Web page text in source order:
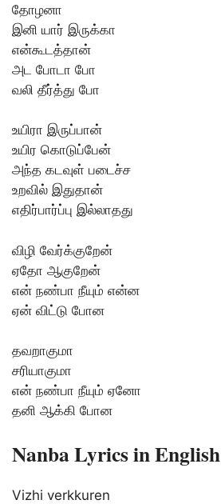
தோழனா
இனி யார் இருக்கா
என்கூடத்தான்
அட போடா போ
வலி தீர்த்து போ
உயிரா இருப்பான்
உயிர கொடுப்பேன்
அந்த கடவுள் படைச்ச
உறவில் இதுதான்
எதிர்பார்ப்பு இல்லாதது
விழி வேர்க்குறேன்
ஏதோ ஆகுறேன்
என் நண்பா நீயும் என்ன
ஏன் விட்டு போன
தவறாகுமா
சரியாகுமா
என் நண்பா நீயும் ஏனோ
தனி ஆக்கி போன
Nanba Lyrics in English
Vizhi verkkuren